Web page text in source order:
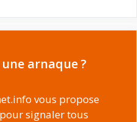
arnaque ?
vous propose
signaler tous